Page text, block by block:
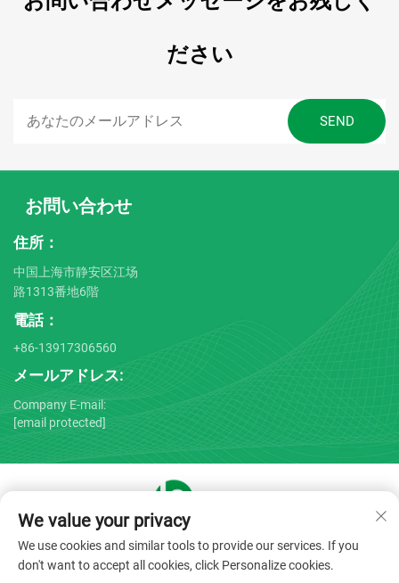
ださい
お問い合わせ
住所：
中国上海市静安区江场
路1313番地6階
電話：
+86-13917306560
メールアドレス:
Company E-mail:
[email protected]
Copyright © 2025 by Shanghai Bojin Medical Instrument Co.,
Ltd. - プライバシーポリシー
We value your privacy
We use cookies and similar tools to provide our services. If you
don't want to accept all cookies, click Personalize cookies.